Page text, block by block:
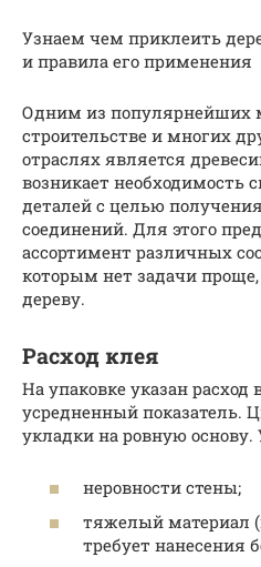
Узнаем чем приклеить
и правила его применения
Одним из популярнейших
строительстве и многих
отраслях является
возникает необходимость
деталей с целью
соединений. Для этого
ассортимент различных
которым нет задачи
дереву.
Расход клея
На упаковке указан расход
усредненный показатель.
укладки на ровную
неровности стены;
тяжелый материал
требует нанесения